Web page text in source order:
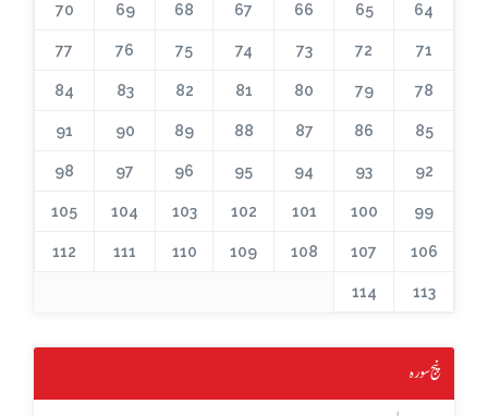
64
65
66
67
68
69
70
71
72
73
74
75
76
77
78
79
80
81
82
83
84
85
86
87
88
89
90
91
92
93
94
95
96
97
98
99
100
101
102
103
104
105
106
107
108
109
110
111
112
113
114
پنج سورہ